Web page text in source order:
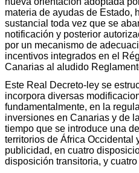
materia de ayudas de Estado,
sustancial toda vez que se
notificación y posterior
por un mecanismo de
incentivos integrados en el
Canarias al aludido
Este Real Decreto-ley se
incorpora diversas
fundamentalmente, en la
inversiones en Canarias y de
tiempo que se introduce una
territorios de África Occidental
publicidad, en cuatro
disposición transitoria, y